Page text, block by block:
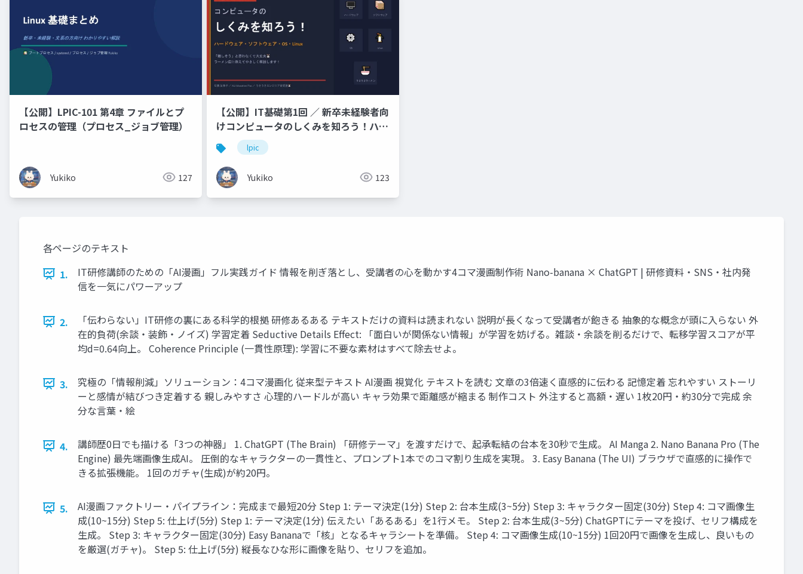
【公開】LPIC-101 第4章 ファイルとプ
ロセスの管理（プロセス_ジョブ管理）
Yukiko 127
【公開】IT基礎第1回 ／ 新卒未経験者向
けコンピュータのしくみを知ろう！ハー
ドウェア・ソフトウェア・OS・
Linux「難しそう」と思わなくて大丈夫
🐰 ラーメン店に例えてやさしく解説し
ます！
lpic
Yukiko 123
各ページのテキスト
1.
IT研修講師のための「AI漫画」フル実践ガイド 情報を削ぎ落とし、受講者の心を動かす4コマ漫画制作術 Nano-banana × ChatGPT | 研修資料・SNS・社内発
信を一気にパワーアップ
2.
「伝わらない」IT研修の裏にある科学的根拠 研修あるある テキストだけの資料は読まれない 説明が長くなって受講者が飽きる 抽象的な概念が頭に入らない 外
在的負荷(余談・装飾・ノイズ) 学習定着 Seductive Details Effect: 「面白いが関係ない情報」が学習を妨げる。雑談・余談を削るだけで、転移学習スコアが平
均d=0.64向上。 Coherence Principle (一貫性原理): 学習に不要な素材はすべて除去せよ。
3.
究極の「情報削減」ソリューション：4コマ漫画化 従来型テキスト AI漫画 視覚化 テキストを読む 文章の3倍速く直感的に伝わる 記憶定着 忘れやすい ストーリ
ーと感情が結びつき定着する 親しみやすさ 心理的ハードルが高い キャラ効果で距離感が縮まる 制作コスト 外注すると高額・遅い 1枚20円・約30分で完成 余
分な言葉・絵
4.
講師歴0日でも描ける「3つの神器」 1. ChatGPT (The Brain) 「研修テーマ」を渡すだけで、起承転結の台本を30秒で生成。 AI Manga 2. Nano Banana Pro (The
Engine) 最先端画像生成AI。 圧倒的なキャラクターの一貫性と、プロンプト1本でのコマ割り生成を実現。 3. Easy Banana (The UI) ブラウザで直感的に操作で
きる拡張機能。 1回のガチャ(生成)が約20円。
5.
AI漫画ファクトリー・パイプライン：完成まで最短20分 Step 1: テーマ決定(1分) Step 2: 台本生成(3~5分) Step 3: キャラクター固定(30分) Step 4: コマ画像生
成(10~15分) Step 5: 仕上げ(5分) Step 1: テーマ決定(1分) 伝えたい「あるある」を1行メモ。 Step 2: 台本生成(3~5分) ChatGPTにテーマを投げ、セリフ構成を
生成。 Step 3: キャラクター固定(30分) Easy Bananaで「核」となるキャラシートを準備。 Step 4: コマ画像生成(10~15分) 1回20円で画像を生成し、良いもの
を厳選(ガチャ)。 Step 5: 仕上げ(5分) 縦長なひな形に画像を貼り、セリフを追加。